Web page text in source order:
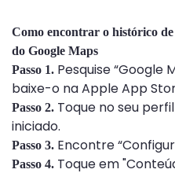
Como encontrar o histórico
do Google Maps
Passo 1. Pesquise “Google
baixe-o na Apple App
Passo 2. Toque no seu
iniciado.
Passo 3. Encontre
Passo 4. Toque em